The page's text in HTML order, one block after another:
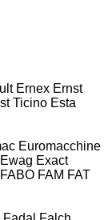
Ernex Ernst
Ticino Esta
Euromacchine
Ewag Exact
FABO FAM FAT